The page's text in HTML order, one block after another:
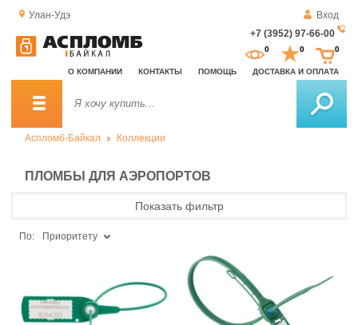
Улан-Удэ
Вход
+7 (3952) 97-66-00
О КОМПАНИИ КОНТАКТЫ ПОМОЩЬ ДОСТАВКА И ОПЛАТА
0 0 0
Аспломб-Байкал Коллекции
ПЛОМБЫ ДЛЯ АЭРОПОРТОВ
Показать фильтр
По: Приоритету